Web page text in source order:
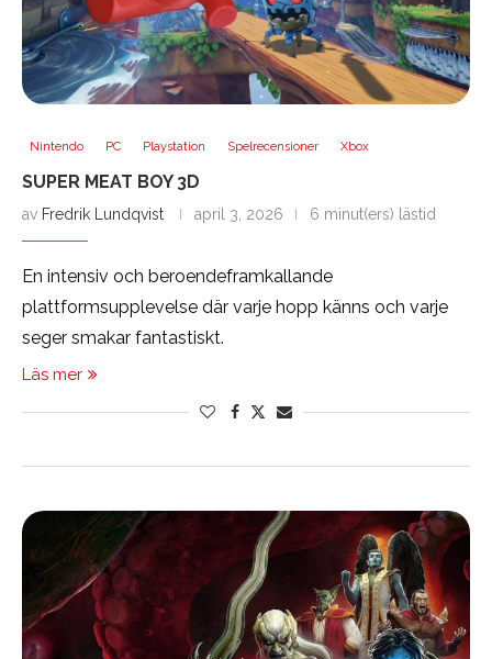
Nintendo PC Playstation Spelrecensioner Xbox
SUPER MEAT BOY 3D
av Fredrik Lundqvist april 3, 2026 6 minut(ers) lästid
En intensiv och beroendeframkallande
plattformsupplevelse där varje hopp känns och varje
seger smakar fantastiskt.
Läs mer